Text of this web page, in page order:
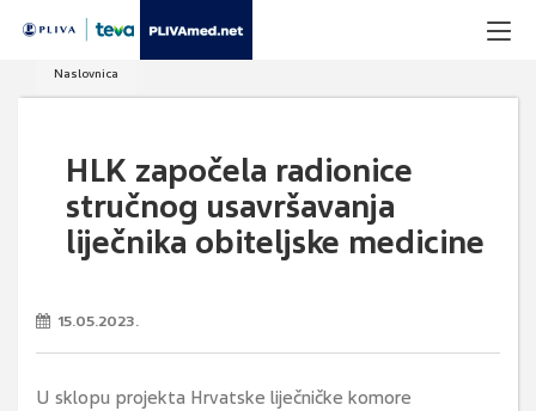
Naslovnica
HLK započela radionice
stručnog usavršavanja
liječnika obiteljske medicine
15.05.2023.
U sklopu projekta Hrvatske liječničke komore